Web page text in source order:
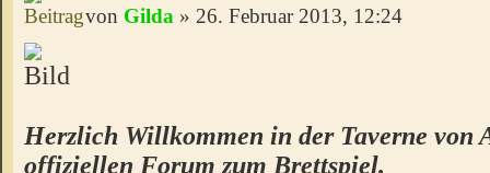
von Gilda » 26. Februar 2013, 12:24
Herzlich Willkommen in der Taverne von
offiziellen Forum zum Brettspiel.